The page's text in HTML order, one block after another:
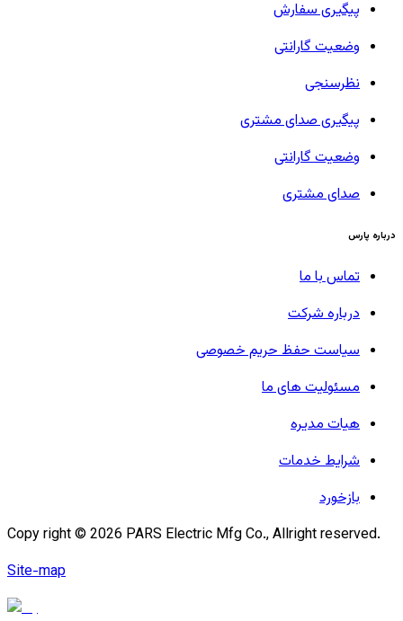
پیگیری سفارش
وضعیت گارانتی
نظرسنجی
پیگیری صدای مشتری
وضعیت گارانتی
صدای مشتری
درباره پارس
تماس با ما
درباره شرکت
سیاست حفظ حریم خصوصی
مسئولیت های ما
هیات مدیره
شرایط خدمات
بازخورد
Copy right © 2026 PARS Electric Mfg Co., Allright reserved.
Site-map